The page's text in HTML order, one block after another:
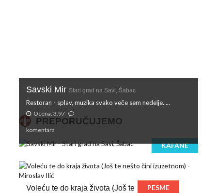
PREPORUČUJEMO
KAFANE
Savski Mir Stari grad na Savi, Šabac
Restoran - splav, muzika svako veče sem nedelje. ...
Ocena: 3.97
komentara
Voleću te do kraja života (Još te
PESME